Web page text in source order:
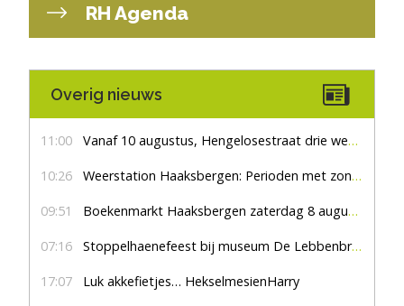
RH Agenda
Overig nieuws
11:00 Vanaf 10 augustus, Hengelosestraat drie weken dicht voor doorgaand verkeer
10:26 Weerstation Haaksbergen: Perioden met zon en droog
09:51 Boekenmarkt Haaksbergen zaterdag 8 augustus, marktplein Haaksbergen
07:16 Stoppelhaenefeest bij museum De Lebbenbrugge
17:07 Luk akkefietjes… HekselmesienHarry